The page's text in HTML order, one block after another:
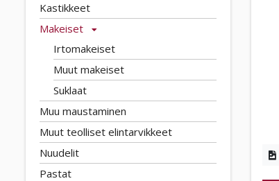
Kastikkeet
Makeiset
Irtomakeiset
Muut makeiset
Suklaat
Muu maustaminen
Muut teolliset elintarvikkeet
Nuudelit
Pastat